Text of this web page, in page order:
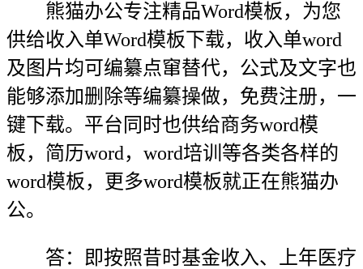
熊猫办公专注精品Word模板，为您
供给收入单Word模板下载，收入单word
及图片均可编纂点窜替代，公式及文字也
能够添加删除等编纂操做，免费注册，一
键下载。平台同时也供给商务word模
板，简历word，word培训等各类各样的
word模板，更多word模板就正在熊猫办
公。
答：即按照昔时基金收入、上年医疗